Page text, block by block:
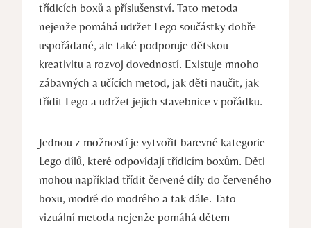
třídicích⁢ boxů a příslušenství. ⁢Tato metoda
⁢nejenže pomáhá‌ udržet Lego ⁣součástky ​dobře
uspořádané, ale také podporuje dětskou
kreativitu a rozvoj dovedností. Existuje ‍mnoho
zábavných a učících ​metod, jak děti naučit,⁢ jak
třídit Lego a udržet jejich stavebnice ⁣v pořádku.
Jednou z možností je‌ vytvořit barevné‌ kategorie
Lego dílů, které odpovídají třídicím boxům. Děti
mohou například třídit červené díly do červeného
⁣boxu, modré do modrého a tak dále. ‍Tato⁢
vizuální metoda nejenže pomáhá dětem⁣